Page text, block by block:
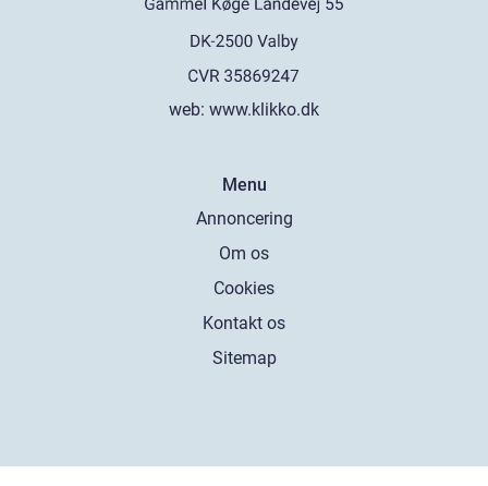
web: www.klikko.dk
Menu
Annoncering
Om os
Cookies
Kontakt os
Sitemap